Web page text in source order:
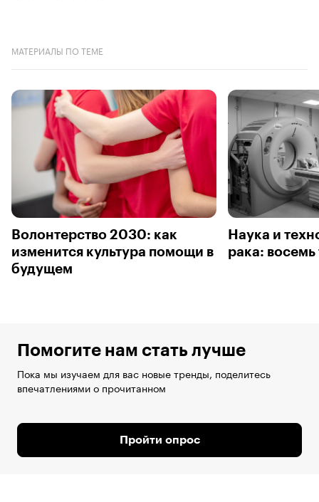
МАТЕРИАЛЫ ПО ТЕМЕ
Волонтерство 2030: как
изменится культура помощи в
будущем
Наука и
рака: восемь
Помогите нам стать лучше
Пока мы изучаем для вас новые тренды, поделитесь
впечатлениями о прочитанном
Пройти опрос